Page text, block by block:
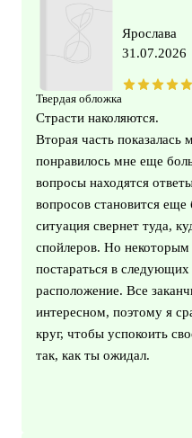
Твердая обложка
Ярослава
31.07.2026
Страсти наколяются.
Вторая часть показалась
понравилось мне еще
вопросы находятся
вопросов становится
ситуация свернет туда,
спойлеров. Но
постараться в
расположение. Все
интересном, поэтому я
круг, чтобы успокоить
так, как ты ожидал.